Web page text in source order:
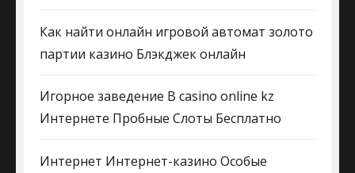
Как найти онлайн игровой автомат золото
партии казино Блэкджек онлайн
Игорное заведение В casino online kz
Интернете Пробные Слоты Бесплатно
Интернет Интернет-казино Особые